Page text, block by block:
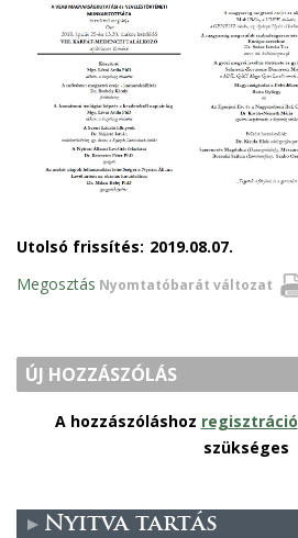
Utolsó frissítés: 2019.08.07.
Nyomtatóbarát változat
Megosztás
ÚJ HOZZÁSZÓLÁS
A hozzászóláshoz regisztráció
szükséges
Nyitva tartás